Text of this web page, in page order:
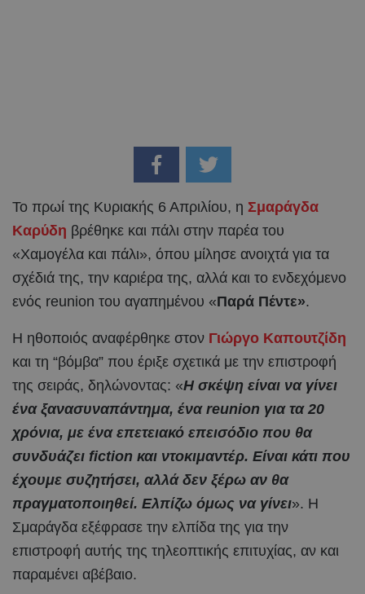
Το πρωί της Κυριακής 6 Απριλίου, η Σμαράγδα
Καρύδη βρέθηκε και πάλι στην παρέα του
«Χαμογέλα και πάλι», όπου μίλησε ανοιχτά για τα
σχέδιά της, την καριέρα της, αλλά και το ενδεχόμενο
ενός reunion του αγαπημένου «Παρά Πέντε».
Η ηθοποιός αναφέρθηκε στον Γιώργο Καπουτζίδη
και τη “βόμβα” που έριξε σχετικά με την επιστροφή
της σειράς, δηλώνοντας: «Η σκέψη είναι να γίνει
ένα ξανασυναπάντημα, ένα reunion για τα 20
χρόνια, με ένα επετειακό επεισόδιο που θα
συνδυάζει fiction και ντοκιμαντέρ. Είναι κάτι που
έχουμε συζητήσει, αλλά δεν ξέρω αν θα
πραγματοποιηθεί. Ελπίζω όμως να γίνει». Η
Σμαράγδα εξέφρασε την ελπίδα της για την
επιστροφή αυτής της τηλεοπτικής επιτυχίας, αν και
παραμένει αβέβαιο.